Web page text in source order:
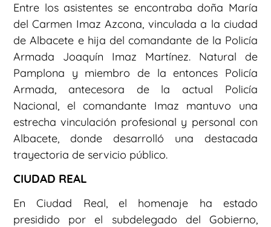
Entre los asistentes se encontraba doña María
del Carmen Imaz Azcona, vinculada a la ciudad
de Albacete e hija del comandante de la Policía
Armada Joaquín Imaz Martínez. Natural de
Pamplona y miembro de la entonces Policía
Armada, antecesora de la actual Policía
Nacional, el comandante Imaz mantuvo una
estrecha vinculación profesional y personal con
Albacete, donde desarrolló una destacada
trayectoria de servicio público.
CIUDAD REAL
En Ciudad Real, el homenaje ha estado
presidido por el subdelegado del Gobierno,